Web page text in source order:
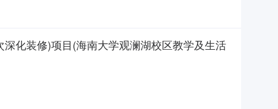
化装修)项目(海南大学观澜湖校区教学及生活